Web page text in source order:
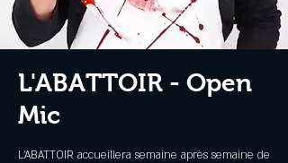
L'ABATTOIR - Open
Mic
L'ABATTOIR accueillera semaine après semaine de